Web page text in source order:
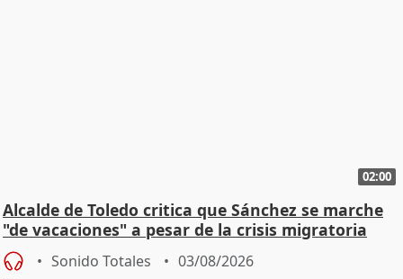
02:00
Alcalde de Toledo critica que Sánchez se marche
"de vacaciones" a pesar de la crisis migratoria
Sonido Totales 03/08/2026